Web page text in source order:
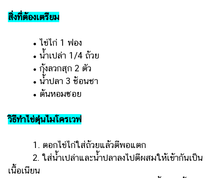
สิ่งที่ต้องเตรียม
• ไข่ไก่ 1 ฟอง
• น้ำเปล่า 1/4 ถ้วย
• กุ้งลวกสุก 2 ตัว
• น้ำปลา 3 ช้อนชา
• ต้นหอมซอย
วิธีทำไข่ตุ๋นไมโครเวฟ
1. ตอกไข่ไก่ใส่ถ้วยแล้วตีพอแตก
2. ใส่น้ำเปล่าและน้ำปลาลงไปตีผสมให้เข้ากันเป็น
เนื้อเนียน